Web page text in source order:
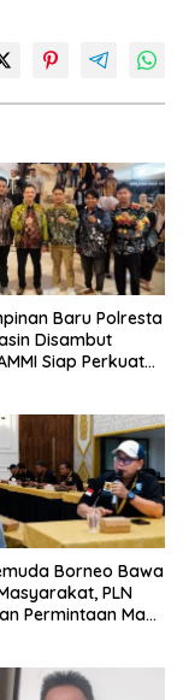
Baru Polresta
Disambut
Siap Perkuat
Borneo Bawa
PLN
Permintaan Maaf